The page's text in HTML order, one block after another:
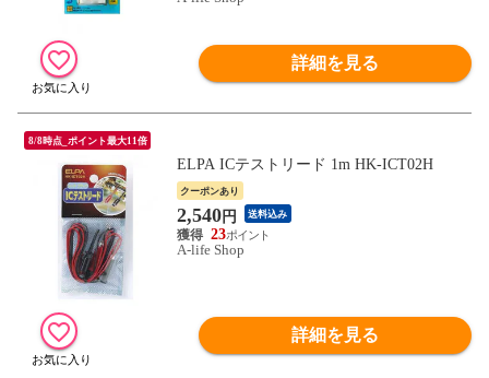
詳細を見る
8/8時点_ポイント最大11倍
ELPA ICテストリード 1m HK-ICT02H
クーポンあり
2,540円 送料込み
23
A-life Shop
詳細を見る